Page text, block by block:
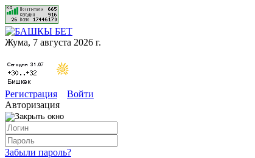
Жума, 7 августа 2026 г.
Регистрация
Войти
Авторизация
Забыли пароль?